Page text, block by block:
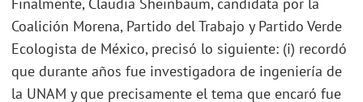
Coalición Morena, Partido del Trabajo y Partido Verde
Ecologista de México, precisó lo siguiente: (i) recordó
que durante años fue investigadora de ingeniería de
la UNAM y que precisamente el tema que encaró fue